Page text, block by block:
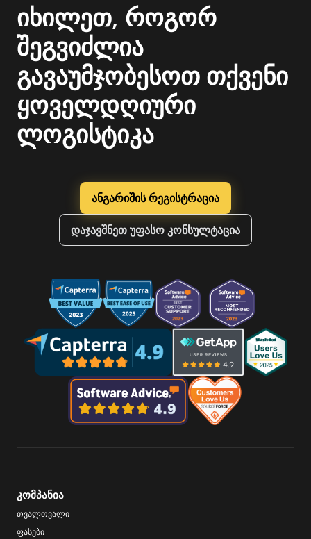
იხილეთ, როგორ
შეგვიძლია
გავაუმჯობესოთ თქვენი
ყოველდღიური
ლოგისტიკა
ანგარიშის რეგისტრაცია
დაჯავშნეთ უფასო კონსულტაცია
კომპანია
თვალთვალი
ფასები